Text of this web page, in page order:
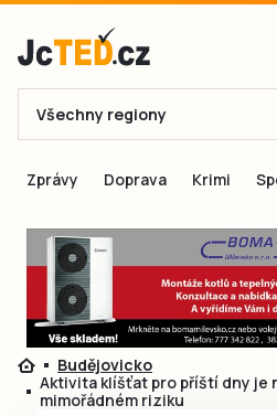
E-mail
Přihlásit
Přihlásit se
Všechny regiony
Zprávy Doprava Krimi
Budějovicko
Aktivita klíšťat pro příští dny je
mimořádném riziku